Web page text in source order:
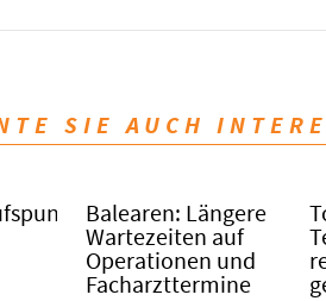
SIE AUCH
Balearen: Längere
Wartezeiten auf
Operationen und
Facharzttermine